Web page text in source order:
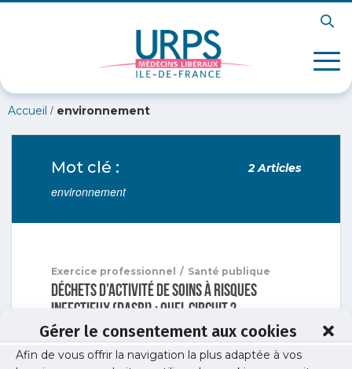
Gérer le consentement aux cookies
Afin de vous offrir la navigation la plus adaptée à vos
Accueil / environnement
Mot clé : 2 Articles
environnement
Exercice professionnel / Santé publique
Déchets d’activité de soins à risques
infectieux (DASRI) : quel circuit ?
Les erreurs de recyclage produisent des
accidents par exposition au sang, notamment